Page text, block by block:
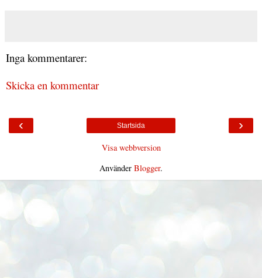
Inga kommentarer:
Skicka en kommentar
‹ ›
Startsida
Visa webbversion
Använder Blogger.